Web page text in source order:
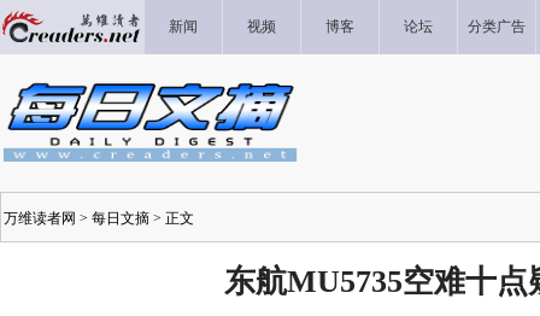
新闻 视频 博客 论坛 分类广告
万维读者网 > 每日文摘 > 正文
东航MU5735空难十点